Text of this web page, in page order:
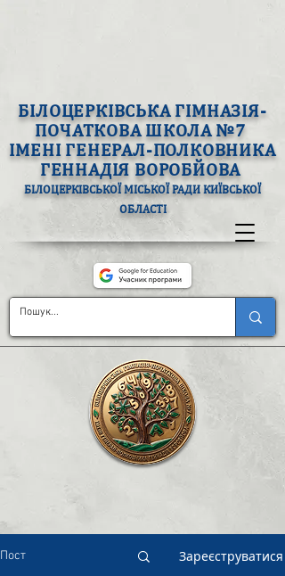
БІЛОЦЕРКІВСЬКА ГІМНАЗІЯ-
ПОЧАТКОВА ШКОЛА №7
ІМЕНІ ГЕНЕРАЛ-ПОЛКОВНИКА
ГЕННАДІЯ ВОРОБЙОВА
БІЛОЦЕРКІВСЬКОЇ МІСЬКОЇ РАДИ КИЇВСЬКОЇ
ОБЛАСТІ
Пост Зареєструватися